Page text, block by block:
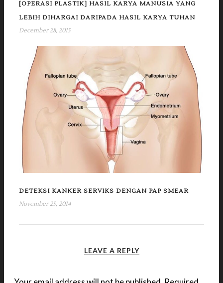
[OPERASI PLASTIK] HASIL KARYA MANUSIA YANG
LEBIH DIHARGAI DARIPADA HASIL KARYA TUHAN
December 28, 2015
DETEKSI KANKER SERVIKS DENGAN PAP SMEAR
November 25, 2014
LEAVE A REPLY